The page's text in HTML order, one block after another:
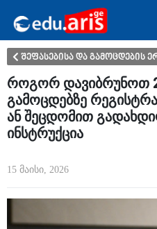
განათლება
შეფასებისა და გამოცდების
როგორ დავიბრუნოთ
გამოცდებზე
ან შეცდომით
ინსტრუქცია
15 მაისი, 2026